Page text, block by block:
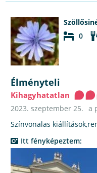
0
Élményteli
Kihagyhatatlan
2023. szeptember 25. a
Színvonalas
Itt fényképeztem: